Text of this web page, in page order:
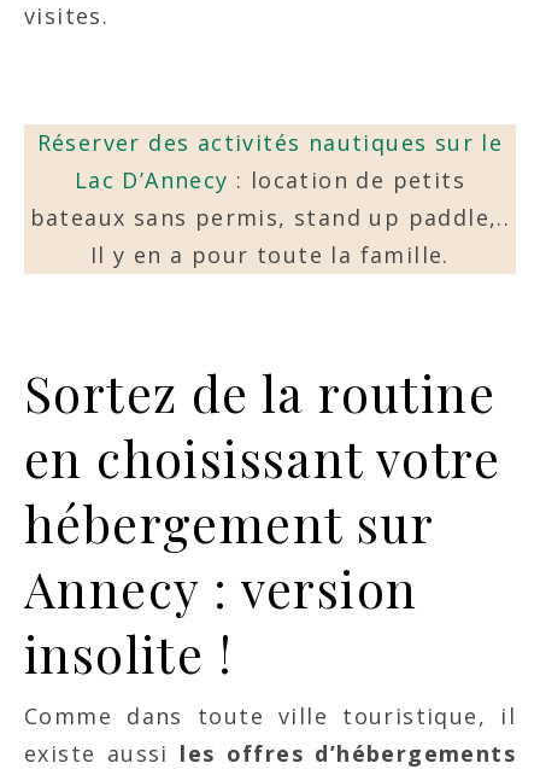
visites.
Réserver des activités nautiques sur le
Lac D’Annecy : location de petits
bateaux sans permis, stand up paddle,..
Il y en a pour toute la famille.
Sortez de la routine
en choisissant votre
hébergement sur
Annecy : version
insolite !
Comme dans toute ville touristique, il
existe aussi les offres d’hébergements